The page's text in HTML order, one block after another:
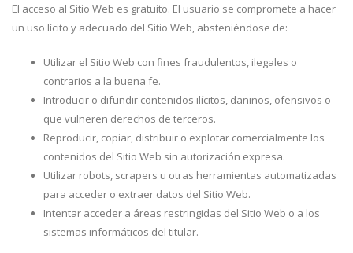
El acceso al Sitio Web es gratuito. El usuario se compromete a hacer
un uso lícito y adecuado del Sitio Web, absteniéndose de:
Utilizar el Sitio Web con fines fraudulentos, ilegales o
contrarios a la buena fe.
Introducir o difundir contenidos ilícitos, dañinos, ofensivos o
que vulneren derechos de terceros.
Reproducir, copiar, distribuir o explotar comercialmente los
contenidos del Sitio Web sin autorización expresa.
Utilizar robots, scrapers u otras herramientas automatizadas
para acceder o extraer datos del Sitio Web.
Intentar acceder a áreas restringidas del Sitio Web o a los
sistemas informáticos del titular.